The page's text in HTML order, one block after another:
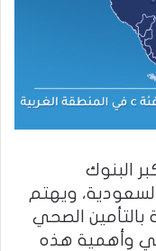
البنوك
ويهتم
الصحي
وأهمية هذه